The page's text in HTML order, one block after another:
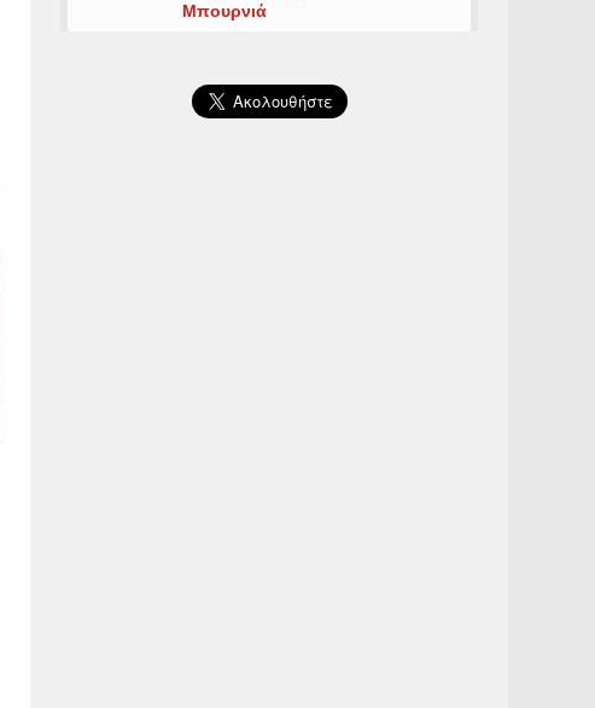
Μπουρνιά